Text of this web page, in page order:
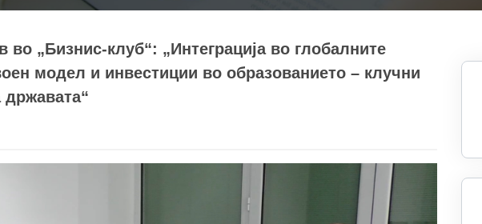
„Бизнис-клуб“: „Интеграција во глобалните
модел и инвестиции во образованието – клучни
државата“